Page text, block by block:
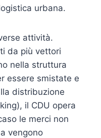
urbana.
attività.
da più vettori
nella struttura
essere smistate e
distribuzione
il CDU opera
le merci non
vengono